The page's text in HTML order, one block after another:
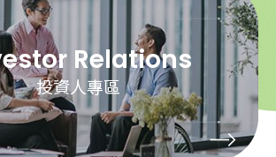
Relations
投資人專區